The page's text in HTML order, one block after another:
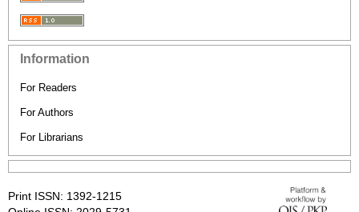
Information
For Readers
For Authors
For Librarians
Print ISSN: 1392-1215